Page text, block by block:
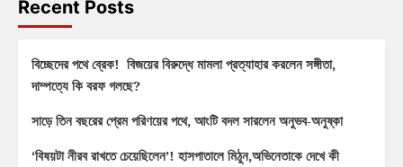
Recent Posts
বিচ্ছেদের পথে ব্রেক! বিজয়ের বিরুদ্ধে মামলা প্রত্যাহার করলেন সঙ্গীতা,
দাম্পত্যে কি বরফ গলছে?
সাড়ে তিন বছরের প্রেম পরিণয়ের পথে, আংটি বদল সারলেন অনুভব-অনুষ্কা
‘বিষয়টা নীরব রাখতে চেয়েছিলেন’! হাসপাতালে মিঠুন,অভিনেতাকে দেখে কী